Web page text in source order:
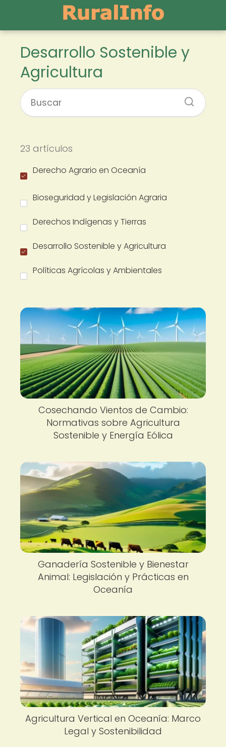
Desarrollo Sostenible y
Agricultura
23 artículos
Derecho Agrario en Oceanía
Bioseguridad y Legislación Agraria
Derechos Indígenas y Tierras
Desarrollo Sostenible y Agricultura
Políticas Agrícolas y Ambientales
Cosechando Vientos de Cambio:
Normativas sobre Agricultura
Sostenible y Energía Eólica
Ganadería Sostenible y Bienestar
Animal: Legislación y Prácticas en
Oceanía
Agricultura Vertical en Oceanía: Marco
Legal y Sostenibilidad